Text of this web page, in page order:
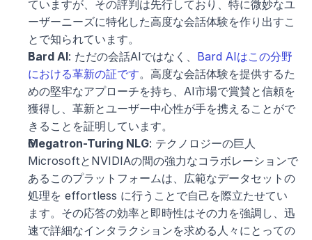
ていますが、その評判は先行しており、特に微妙なユ
ーザーニーズに特化した高度な会話体験を作り出すこ
とで知られています。
Bard AI: ただの会話AIではなく、 Bard AIはこの分野
における革新の証です。高度な会話体験を提供するた
めの堅牢なアプローチを持ち、AI市場で賞賛と信頼を
獲得し、革新とユーザー中心性が手を携えることがで
きることを証明しています。
Megatron-Turing NLG: テクノロジーの巨人
MicrosoftとNVIDIAの間の強力なコラボレーションで
あるこのプラットフォームは、広範なデータセットの
処理を effortless に行うことで自己を際立たせてい
ます。その応答の効率と即時性はその力を強調し、迅
速で詳細なインタラクションを求める人々にとっての